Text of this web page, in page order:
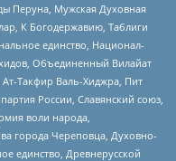
Перуна, Мужская Духовная
К Богодержавию, Таблиги
единство, Национал-
Объединенный Вилайат
Такфир Валь-Хиджра, Пит
России, Славянский союз,
воли народа,
города Череповца, Духовно-
единство, Древнерусской